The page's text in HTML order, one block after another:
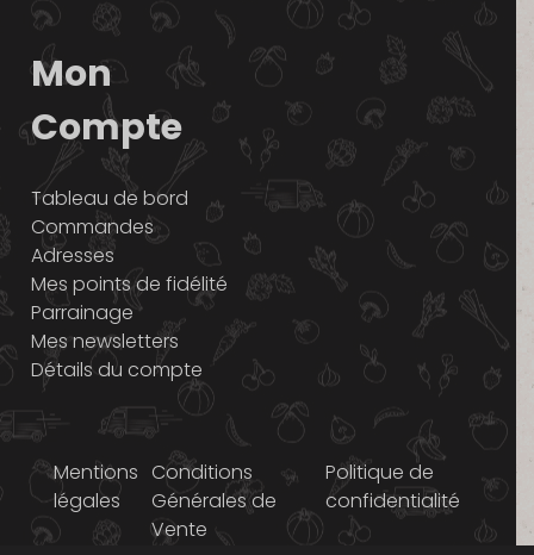
Mon
Compte
Tableau de bord
Commandes
Adresses
Mes points de fidélité
Parrainage
Mes newsletters
Détails du compte
Mentions
légales
Conditions
Générales de
Vente
Politique de
confidentialité